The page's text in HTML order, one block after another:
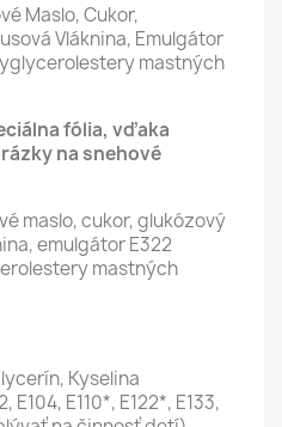
Maslo, Cukor,
Vláknina, Emulgátor
mastných
fólia, vďaka
na snehové
maslo, cukor, glukózový
emulgátor E322
mastných
Kyselina
E110*, E122*, E133,